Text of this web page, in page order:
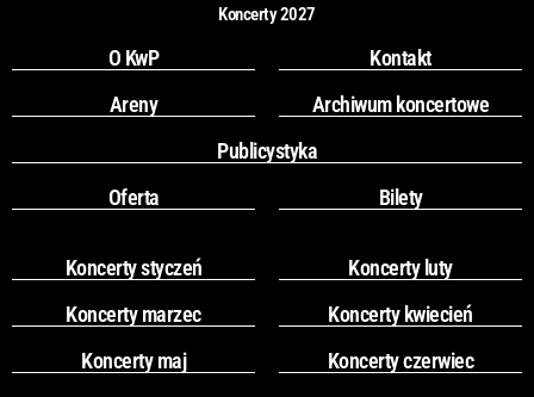
Koncerty 2027
O KwP
Kontakt
Areny
Archiwum koncertowe
Publicystyka
Oferta
Bilety
Koncerty styczeń
Koncerty luty
Koncerty marzec
Koncerty kwiecień
Koncerty maj
Koncerty czerwiec